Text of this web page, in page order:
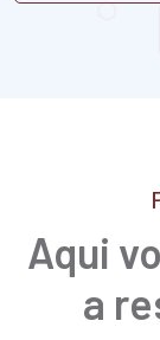
Aqui
a